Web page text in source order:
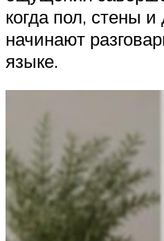
когда пол, стены
начинают
языке.